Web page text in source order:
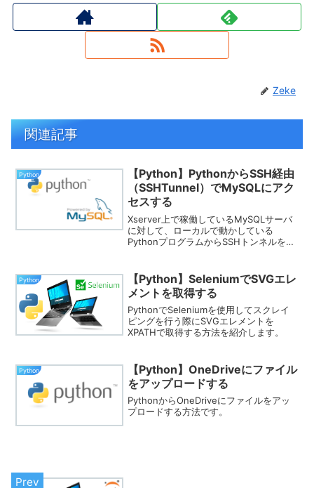
Zeke
関連記事
Python
【Python】PythonからSSH経由
（SSHTunnel）でMySQLにアク
セスする
Xserver上で稼働しているMySQLサーバ
に対して、ローカルで動かしている
PythonプログラムからSSHトンネルを経
Python
【Python】SeleniumでSVGエレ
メントを取得する
PythonでSeleniumを使用してスクレイ
ピングを行う際にSVGエレメントを
XPATHで取得する方法を紹介します。
Python
【Python】OneDriveにファイル
をアップロードする
PythonからOneDriveにファイルをアッ
プロードする方法です。